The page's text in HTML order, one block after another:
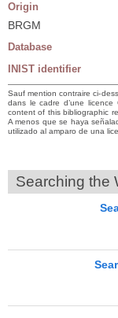
Origin
BRGM
Database
INIST identifier
Sauf mention contraire ci-
dans le cadre d’une
content of this bibliographic
A menos que se haya
utilizado al amparo de una
Searching the